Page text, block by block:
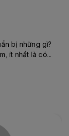
bị những gì?
ít nhất là có...